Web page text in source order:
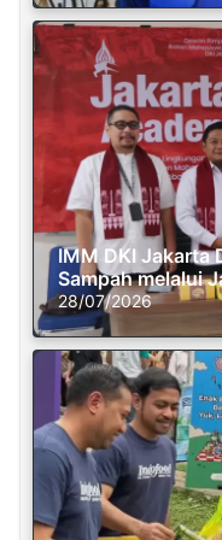
IMM DKI Jakarta
Sampah melalui
28/07/2026